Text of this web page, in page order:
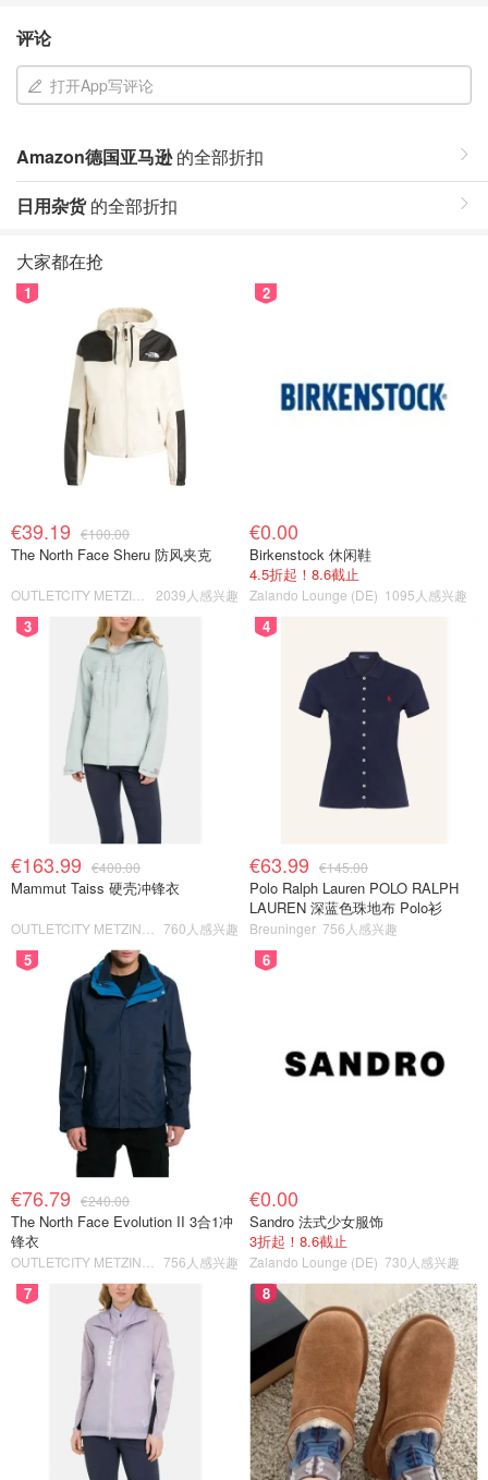
评论
打开App写评论
Amazon德国亚马逊的全部折扣
日用杂货的全部折扣
大家都在抢
1
€39.19 €100.00
The North Face Sheru 防风夹克
2039人感兴趣
2
€0.00
Birkenstock 休闲鞋
4.5折起！8.6截止
Zalando Lounge (DE) 1095人感兴趣
3
€163.99 €400.00
Mammut Taiss 硬壳冲锋衣
760人感兴趣
4
€63.99 €145.00
Polo Ralph Lauren POLO RALPH
LAUREN 深蓝色珠地布 Polo衫
Breuninger 756人感兴趣
5
€76.79 €240.00
The North Face Evolution II 3合1冲
锋衣
756人感兴趣
6
€0.00
Sandro 法式少女服饰
3折起！8.6截止
Zalando Lounge (DE) 730人感兴趣
7 8